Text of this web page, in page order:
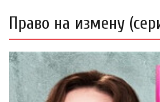
Право на измену